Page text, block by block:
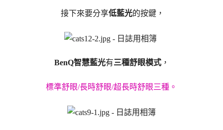
接下來要分享低藍光的按鍵，
BenQ智慧藍光有三種舒眼模式，
標準舒眼/長時舒眼/超長時舒眼三種。